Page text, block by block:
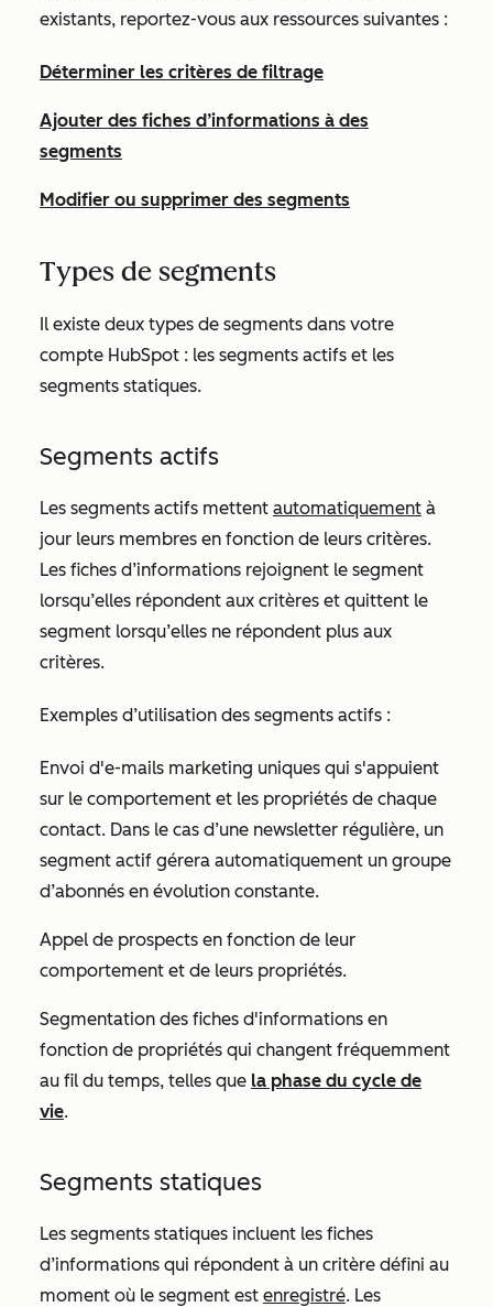
existants, reportez-vous aux ressources suivantes :
Déterminer les critères de filtrage
Ajouter des fiches d’informations à des
segments
Modifier ou supprimer des segments
Types de segments
Il existe deux types de segments dans votre
compte HubSpot : les segments actifs et les
segments statiques.
Segments actifs
Les segments actifs mettent automatiquement à
jour leurs membres en fonction de leurs critères.
Les fiches d’informations rejoignent le segment
lorsqu’elles répondent aux critères et quittent le
segment lorsqu’elles ne répondent plus aux
critères.
Exemples d’utilisation des segments actifs :
Envoi d'e-mails marketing uniques qui s'appuient
sur le comportement et les propriétés de chaque
contact. Dans le cas d’une newsletter régulière, un
segment actif gérera automatiquement un groupe
d’abonnés en évolution constante.
Appel de prospects en fonction de leur
comportement et de leurs propriétés.
Segmentation des fiches d'informations en
fonction de propriétés qui changent fréquemment
au fil du temps, telles que la phase du cycle de
vie.
Segments statiques
Les segments statiques incluent les fiches
d’informations qui répondent à un critère défini au
moment où le segment est enregistré. Les